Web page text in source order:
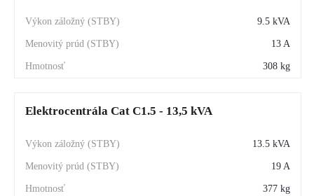
9.5 kVA
13 A
308 kg
Elektrocentrála Cat C1.5 - 13,5 kVA
13.5 kVA
19 A
377 kg